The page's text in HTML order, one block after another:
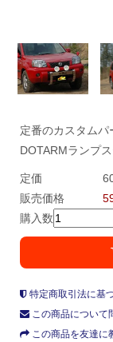
定番のカスタム
DOTARMランプス
定価
販売価格
購入数
特定商取引法に基
この商品について
この商品を友達に